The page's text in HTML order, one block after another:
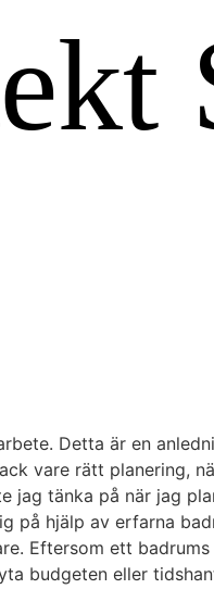
Detta är en
vare rätt planering,
jag tänka på när jag
hjälp av erfarna
Eftersom ett
budgeten eller